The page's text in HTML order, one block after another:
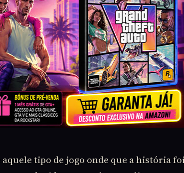
aquele tipo de jogo onde que a história